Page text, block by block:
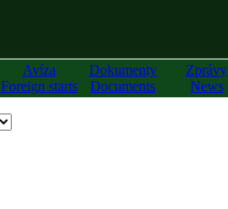
Avíza
Foreign starts
Dokumenty
Documents
Zprávy
News